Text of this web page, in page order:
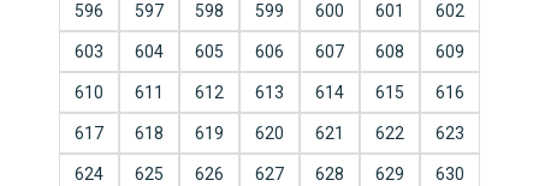
596 597 598 599 600 601 602
603 604 605 606 607 608 609
610 611 612 613 614 615 616
617 618 619 620 621 622 623
624 625 626 627 628 629 630